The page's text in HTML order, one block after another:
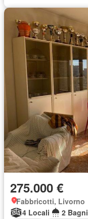
275.000 €
Fabbricotti, Livorno
4 Locali
2 Bagni